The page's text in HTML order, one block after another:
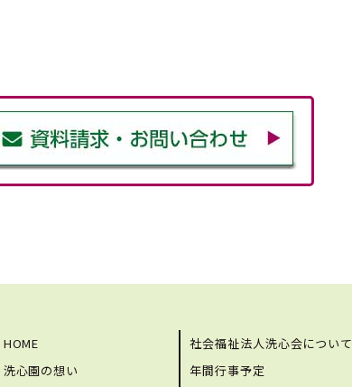
HOME
洗心園の想い
社会福祉法人洗心会について
年間行事予定